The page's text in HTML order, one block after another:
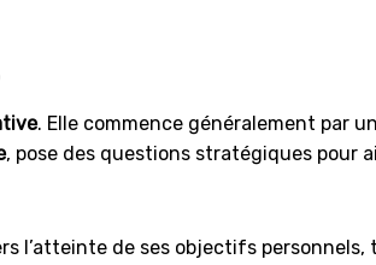
. Elle commence généralement par
, pose des questions stratégiques pour
l’atteinte de ses objectifs